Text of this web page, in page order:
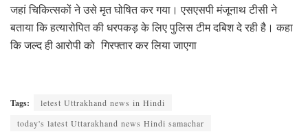
जहां चिकित्सकों ने उसे मृत घोषित कर गया। एसएसपी मंजूनाथ टीसी ने
बताया कि हत्यारोपित की धरपकड़ के लिए पुलिस टीम दबिश दे रही है। कहा
कि जल्द ही आरोपी को गिरफ्तार कर लिया जाएगा
Tags:
letest Uttrakhand news in Hindi
today's latest Uttarakhand news Hindi samachar